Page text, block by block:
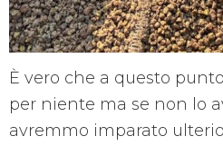
È vero che a questo
per niente ma se non lo
avremmo imparato